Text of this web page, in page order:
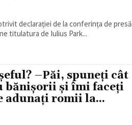
declarației de la conferința de presă
titulatura de Iulius Park...
–Păi, spuneți cât
bănișorii și îmi faceți
adunați romii la...